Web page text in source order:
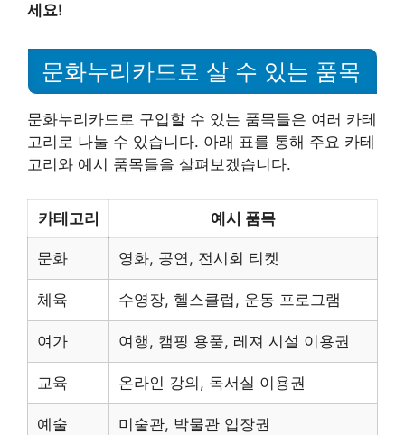
세요!
문화누리카드로 살 수 있는 품목
문화누리카드로 구입할 수 있는 품목들은 여러 카테
고리로 나눌 수 있습니다. 아래 표를 통해 주요 카테
고리와 예시 품목들을 살펴보겠습니다.
카테고리 예시 품목
문화 영화, 공연, 전시회 티켓
체육 수영장, 헬스클럽, 운동 프로그램
여가 여행, 캠핑 용품, 레져 시설 이용권
교육 온라인 강의, 독서실 이용권
예술 미술관, 박물관 입장권